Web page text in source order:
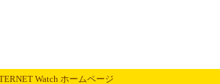
Watch ホームページ